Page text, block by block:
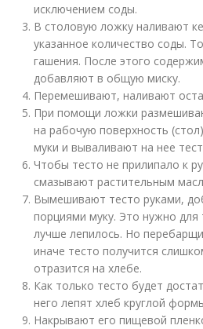
исключением соды.
В столовую ложку наливают
указанное количество соды.
гашения. После этого
добавляют в общую миску.
Перемешивают, наливают
При помощи ложки
на рабочую поверхность
муки и вываливают на нее
Чтобы тесто не прилипало к
смазывают растительным
Вымешивают тесто руками,
порциями муку. Это нужно для
лучше лепилось. Но
иначе тесто получится
отразится на хлебе.
Как только тесто будет
него лепят хлеб круглой
Накрывают его пищевой